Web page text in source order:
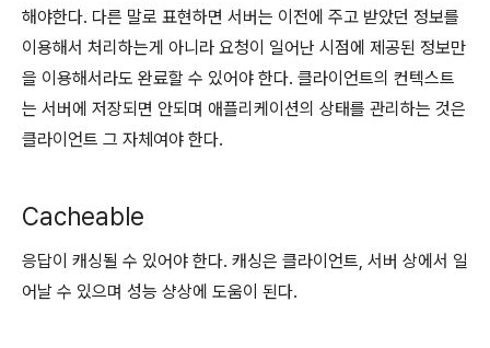
해야한다. 다른 말로 표현하면 서버는 이전에 주고 받았던 정보를
이용해서 처리하는게 아니라 요청이 일어난 시점에 제공된 정보만
을 이용해서라도 완료할 수 있어야 한다. 클라이언트의 컨텍스트
는 서버에 저장되면 안되며 애플리케이션의 상태를 관리하는 것은
클라이언트 그 자체여야 한다.
Cacheable
응답이 캐싱될 수 있어야 한다. 캐싱은 클라이언트, 서버 상에서 일
어날 수 있으며 성능 샹상에 도움이 된다.